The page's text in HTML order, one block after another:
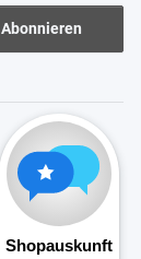
Abonnieren